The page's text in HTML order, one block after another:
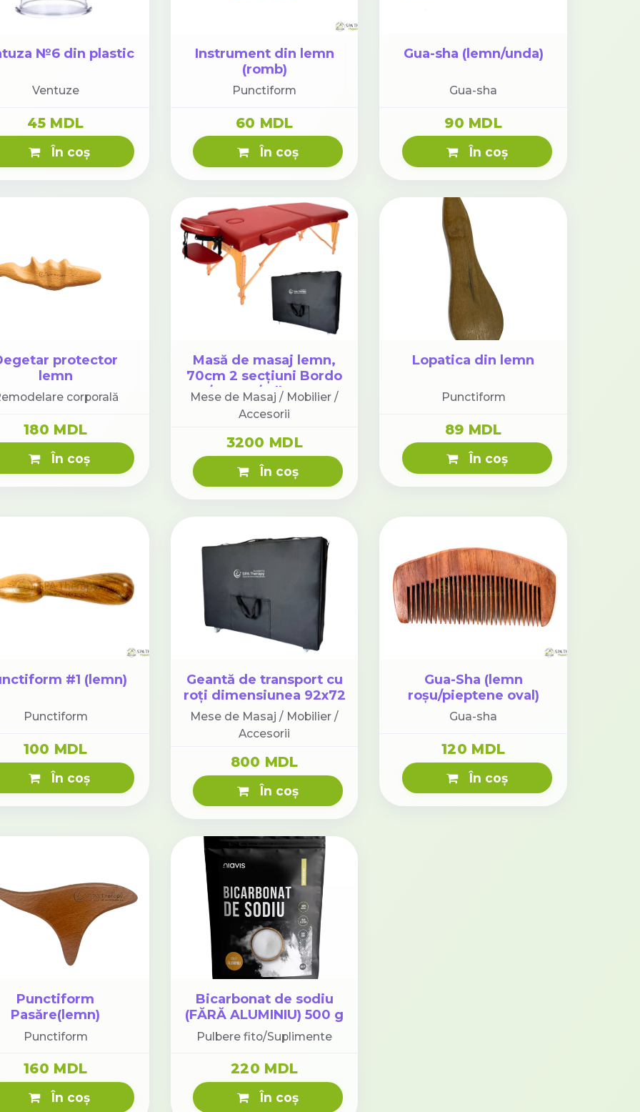
№6 din plastic
Ventuze
45 MDL
În coș
Instrument din lemn
(romb)
Punctiform
60 MDL
În coș
Gua-sha (lemn/unda)
Gua-sha
90 MDL
În coș
protector
lemn
corporală
180 MDL
În coș
Masă de masaj lemn,
70cm 2 secțiuni Bordo
/ Crem / Albastru
deschis. Husă cu roți.
Mese de Masaj / Mobilier /
Accesorii
3200 MDL
În coș
Lopatica din lemn
Punctiform
89 MDL
În coș
#1 (lemn)
Punctiform
100 MDL
În coș
Geantă de transport cu
roți dimensiunea 92x72
Mese de Masaj / Mobilier /
Accesorii
800 MDL
În coș
Gua-Sha (lemn
roșu/pieptene oval)
Gua-sha
120 MDL
În coș
Punctiform
Pasăre(lemn)
Punctiform
160 MDL
În coș
Bicarbonat de sodiu
(FĂRĂ ALUMINIU) 500 g
Pulbere fito/Suplimente
220 MDL
În coș